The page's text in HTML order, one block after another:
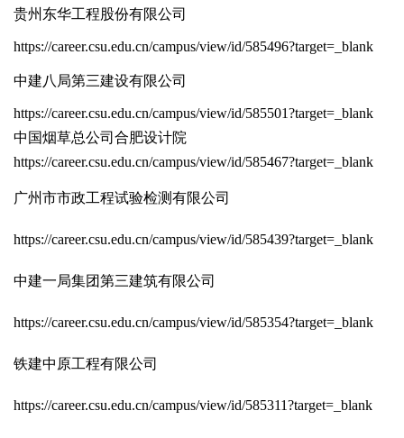
贵州东华工程股份有限公司
https://career.csu.edu.cn/campus/view/id/585496?target=_blank
中建八局第三建设有限公司
https://career.csu.edu.cn/campus/view/id/585501?target=_blank
中国烟草总公司合肥设计院
https://career.csu.edu.cn/campus/view/id/585467?target=_blank
广州市市政工程试验检测有限公司
https://career.csu.edu.cn/campus/view/id/585439?target=_blank
中建一局集团第三建筑有限公司
https://career.csu.edu.cn/campus/view/id/585354?target=_blank
铁建中原工程有限公司
https://career.csu.edu.cn/campus/view/id/585311?target=_blank